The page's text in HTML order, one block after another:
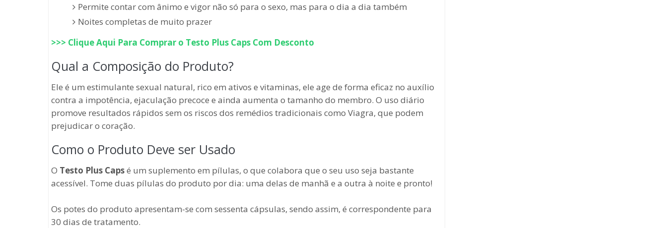
Permite contar com ânimo e vigor não só para o sexo, mas para o dia a dia também
Noites completas de muito prazer
>>> Clique Aqui Para Comprar o Testo Plus Caps Com Desconto
Qual a Composição do Produto?
Ele é um estimulante sexual natural, rico em ativos e vitaminas, ele age de forma eficaz no auxílio
contra a impotência, ejaculação precoce e ainda aumenta o tamanho do membro. O uso diário
promove resultados rápidos sem os riscos dos remédios tradicionais como Viagra, que podem
prejudicar o coração.
Como o Produto Deve ser Usado
O Testo Plus Capsé um suplemento em pílulas, o que colabora que o seu uso seja bastante
acessível. Tome duas pílulas do produto por dia: uma delas de manhã e a outra à noite e pronto!
Os potes do produto apresentam-se com sessenta cápsulas, sendo assim, é correspondente para
30 dias de tratamento.